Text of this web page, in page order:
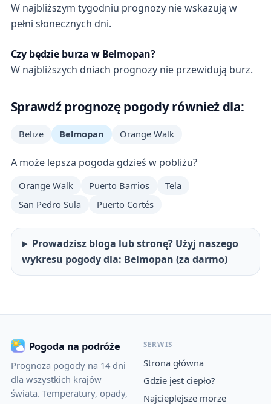
W najbliższym tygodniu prognozy nie wskazują w
pełni słonecznych dni.
Czy będzie burza w Belmopan?
W najbliższych dniach prognozy nie przewidują burz.
Sprawdź prognozę pogody również dla:
Belize Belmopan Orange Walk
A może lepsza pogoda gdzieś w pobliżu?
Orange Walk Puerto Barrios
Tela
San Pedro Sula
Puerto Cortés
Prowadzisz bloga lub stronę? Użyj naszego
wykresu pogody dla: Belmopan (za darmo)
Pogoda na podróże
Prognoza pogody na 14 dni
dla wszystkich krajów
świata. Temperatury, opady,
SERWIS
Strona główna
Gdzie jest ciepło?
Najcieplejsze morze